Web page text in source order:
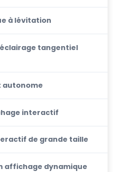
à lévitation
tangentiel
autonome
interactif
de grande taille
affichage dynamique